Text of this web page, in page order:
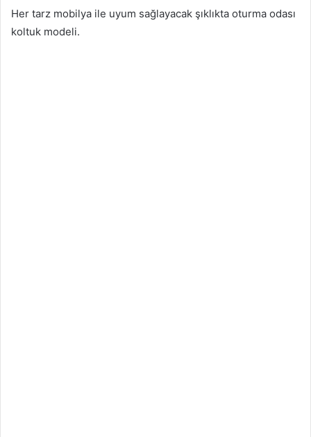
Her tarz mobilya ile uyum sağlayacak şıklıkta oturma odası
koltuk modeli.